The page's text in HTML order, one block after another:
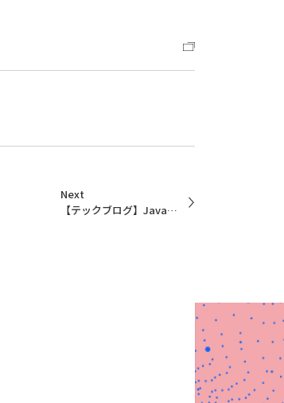
Next
【テックブログ】Javaの難デコンパイル化用ClassLoader をJARの署名に対応させる